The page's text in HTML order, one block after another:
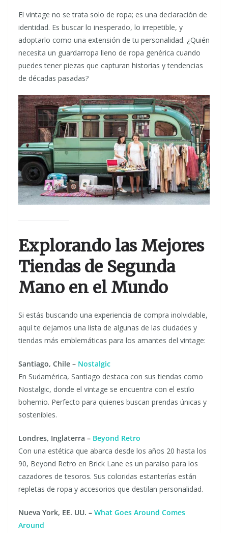
El vintage no se trata solo de ropa; es una declaración de
identidad. Es buscar lo inesperado, lo irrepetible, y
adoptarlo como una extensión de tu personalidad. ¿Quién
necesita un guardarropa lleno de ropa genérica cuando
puedes tener piezas que capturan historias y tendencias
de décadas pasadas?
Explorando las Mejores
Tiendas de Segunda
Mano en el Mundo
Si estás buscando una experiencia de compra inolvidable,
aquí te dejamos una lista de algunas de las ciudades y
tiendas más emblemáticas para los amantes del vintage:
Santiago, Chile – Nostalgic
En Sudamérica, Santiago destaca con sus tiendas como
Nostalgic, donde el vintage se encuentra con el estilo
bohemio. Perfecto para quienes buscan prendas únicas y
sostenibles.
Londres, Inglaterra – Beyond Retro
Con una estética que abarca desde los años 20 hasta los
90, Beyond Retro en Brick Lane es un paraíso para los
cazadores de tesoros. Sus coloridas estanterías están
repletas de ropa y accesorios que destilan personalidad.
Nueva York, EE. UU. – What Goes Around Comes
Around